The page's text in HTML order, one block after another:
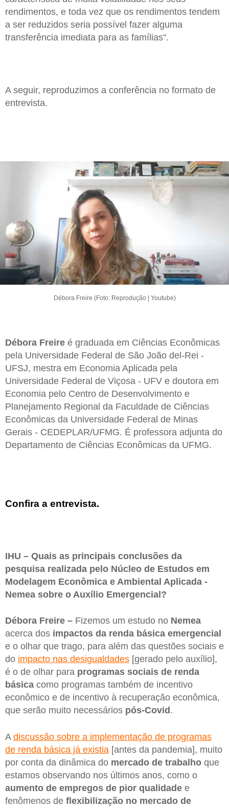
rendimentos, e toda vez que os rendimentos tendem
a ser reduzidos seria possível fazer alguma
transferência imediata para as famílias".
A seguir, reproduzimos a conferência no formato de
entrevista.
Débora Freire (Foto: Reprodução | Youtube)
Débora Freire é graduada em Ciências Econômicas
pela Universidade Federal de São João del-Rei -
UFSJ, mestra em Economia Aplicada pela
Universidade Federal de Viçosa - UFV e doutora em
Economia pelo Centro de Desenvolvimento e
Planejamento Regional da Faculdade de Ciências
Econômicas da Universidade Federal de Minas
Gerais - CEDEPLAR/UFMG. É professora adjunta do
Departamento de Ciências Econômicas da UFMG.
Confira a entrevista.
IHU – Quais as principais conclusões da
pesquisa realizada pelo Núcleo de Estudos em
Modelagem Econômica e Ambiental Aplicada -
Nemea sobre o Auxílio Emergencial?
Débora Freire – Fizemos um estudo no Nemea
acerca dos impactos da renda básica emergencial
e o olhar que trago, para além das questões sociais e
do impacto nas desigualdades [gerado pelo auxílio],
é o de olhar para programas sociais de renda
básica como programas também de incentivo
econômico e de incentivo à recuperação econômica,
que serão muito necessários pós-Covid .
A discussão sobre a implementação de programas
de renda básica já existia [antes da pandemia], muito
por conta da dinâmica do mercado de trabalho que
estamos observando nos últimos anos, como o
aumento de empregos de pior qualidade e
fenômenos de flexibilização no mercado de